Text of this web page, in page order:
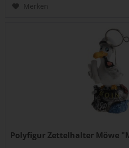
Merken
Polyfigur Zettelhalter Möwe